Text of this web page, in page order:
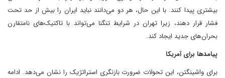
بیشتری پیدا کنند. با این حال، هر دو می‌دانند نباید ایران را بیش از حد تحت
فشار قرار دهند، زیرا تهران در شرایط تنگنا می‌تواند با تاکتیک‌های نامتقارن
بحران‌های جدید ایجاد کند.
پیامدها برای آمریکا
برای واشینگتن، این تحولات ضرورت بازنگری استراتژیک را نشان می‌دهد. ادامه